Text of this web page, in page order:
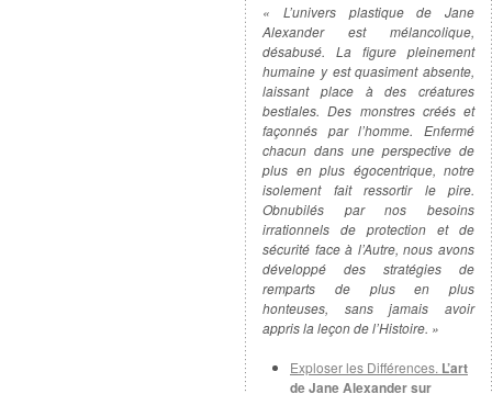
« L’univers plastique de Jane
Alexander est mélancolique,
désabusé. La figure pleinement
humaine y est quasiment absente,
laissant place à des créatures
bestiales. Des monstres créés et
façonnés par l’homme. Enfermé
chacun dans une perspective de
plus en plus égocentrique, notre
isolement fait ressortir le pire.
Obnubilés par nos besoins
irrationnels de protection et de
sécurité face à l’Autre, nous avons
développé des stratégies de
remparts de plus en plus
honteuses, sans jamais avoir
appris la leçon de l’Histoire. »
Exploser les Différences. L’art
de Jane Alexander sur